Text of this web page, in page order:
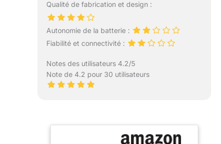
Qualité de fabrication et design :
Autonomie de la batterie :
Fiabilité et connectivité :
Notes des utilisateurs 4.2/5
Note de 4.2 pour 30 utilisateurs